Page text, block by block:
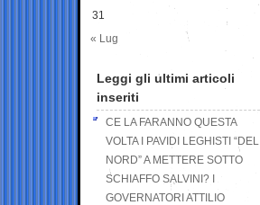
31
« Lug
Leggi gli ultimi articoli
inseriti
CE LA FARANNO QUESTA
VOLTA I PAVIDI LEGHISTI “DEL
NORD” A METTERE SOTTO
SCHIAFFO SALVINI? I
GOVERNATORI ATTILIO